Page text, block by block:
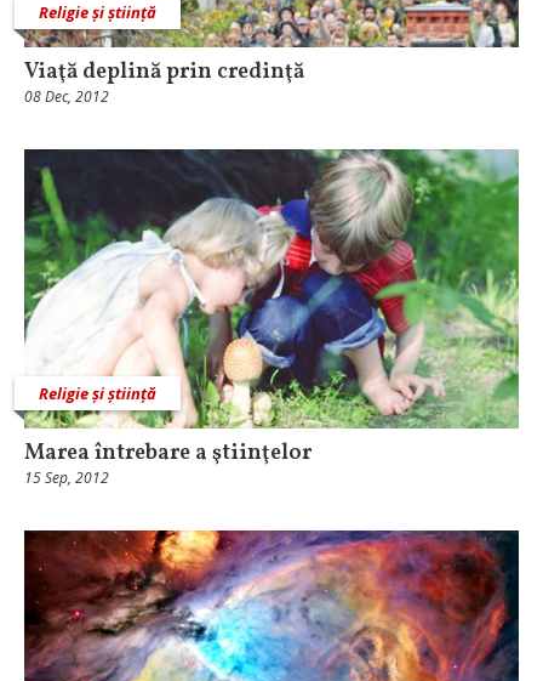
Religie și știință
Viaţă deplină prin credinţă
08 Dec, 2012
Religie și știință
Marea întrebare a ştiinţelor
15 Sep, 2012